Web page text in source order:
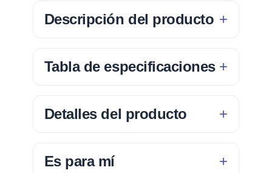
Descripción del producto
Tabla de especificaciones
Detalles del producto
Es para mí